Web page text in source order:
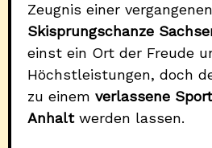
Zeugnis einer
Skisprungschanze
einst ein Ort der Freude
Höchstleistungen, doch
zu einem verlassene
Anhaltwerden lassen.